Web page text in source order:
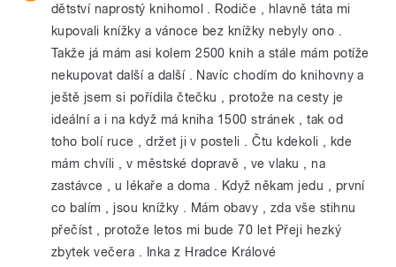
dětství naprostý knihomol . Rodiče , hlavně táta mi
kupovali knížky a vánoce bez knížky nebyly ono .
Takže já mám asi kolem 2500 knih a stále mám potíže
nekupovat další a další . Navíc chodím do knihovny a
ještě jsem si pořídila čtečku , protože na cesty je
ideální a i na když má kniha 1500 stránek , tak od
toho bolí ruce , držet ji v posteli . Čtu kdekoli , kde
mám chvíli , v městské dopravě , ve vlaku , na
zastávce , u lékaře a doma . Když někam jedu , první
co balím , jsou knížky . Mám obavy , zda vše stihnu
přečíst , protože letos mi bude 70 let Přeji hezký
zbytek večera . Inka z Hradce Králové